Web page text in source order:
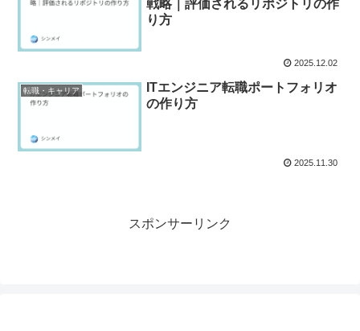
戦略｜評価されるリポジトリの作
り方
2025.12.02
転職・キャリア
ITエンジニア転職ポートフォリオ
の作り方
2025.11.30
スポンサーリンク